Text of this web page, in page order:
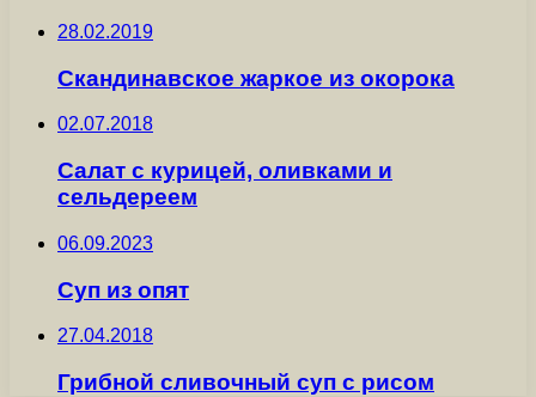
28.02.2019
Скандинавское жаркое из окорока
02.07.2018
Салат с курицей, оливками и
сельдереем
06.09.2023
Суп из опят
27.04.2018
Грибной сливочный суп с рисом